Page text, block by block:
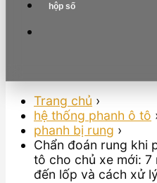
hộp số
Trang chủ ›
hệ thống phanh ô tô
phanh bị rung ›
Chẩn đoán rung khi
tô cho chủ xe mới: 7
đến lốp và cách xử